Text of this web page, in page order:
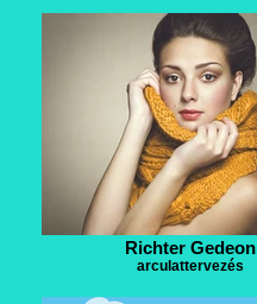
Richter Gedeon
arculattervezés